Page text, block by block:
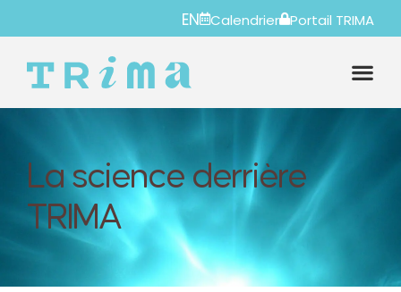
EN Calendrier Portail TRIMA
La science derrière
TRIMA